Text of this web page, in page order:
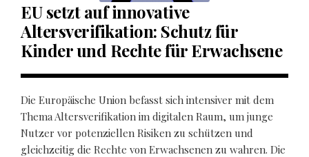
EU setzt auf innovative
Altersverifikation: Schutz für
Kinder und Rechte für Erwachsene
Die Europäische Union befasst sich intensiver mit dem
Thema Altersverifikation im digitalen Raum, um junge
Nutzer vor potenziellen Risiken zu schützen und
gleichzeitig die Rechte von Erwachsenen zu wahren. Die